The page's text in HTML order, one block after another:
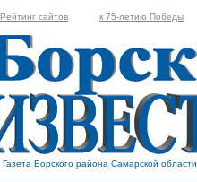
Рейтинг сайтов к 75-летию Победы
Газета Борского района Самарской области